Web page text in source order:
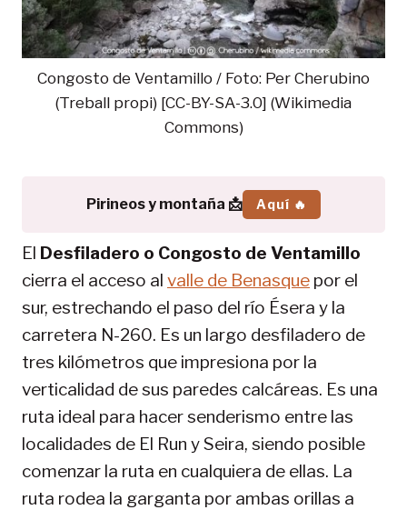
Congosto de Ventamillo / Foto: Per Cherubino
(Treball propi) [CC-BY-SA-3.0] (Wikimedia
Commons)
Pirineos y montaña 📩 Aquí 🔥
El Desfiladero o Congosto de Ventamillo
cierra el acceso al valle de Benasque por el
sur, estrechando el paso del río Ésera y la
carretera N-260. Es un largo desfiladero de
tres kilómetros que impresiona por la
verticalidad de sus paredes calcáreas. Es una
ruta ideal para hacer senderismo entre las
localidades de El Run y Seira, siendo posible
comenzar la ruta en cualquiera de ellas. La
ruta rodea la garganta por ambas orillas a